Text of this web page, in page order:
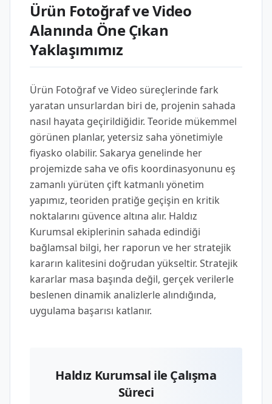
Ürün Fotoğraf ve Video
Alanında Öne Çıkan
Yaklaşımımız
Ürün Fotoğraf ve Video süreçlerinde fark
yaratan unsurlardan biri de, projenin sahada
nasıl hayata geçirildiğidir. Teoride mükemmel
görünen planlar, yetersiz saha yönetimiyle
fiyasko olabilir. Sakarya genelinde her
projemizde saha ve ofis koordinasyonunu eş
zamanlı yürüten çift katmanlı yönetim
yapımız, teoriden pratiğe geçişin en kritik
noktalarını güvence altına alır. Haldız
Kurumsal ekiplerinin sahada edindiği
bağlamsal bilgi, her raporun ve her stratejik
kararın kalitesini doğrudan yükseltir. Stratejik
kararlar masa başında değil, gerçek verilerle
beslenen dinamik analizlerle alındığında,
uygulama başarısı katlanır.
Haldız Kurumsal ile Çalışma
Süreci